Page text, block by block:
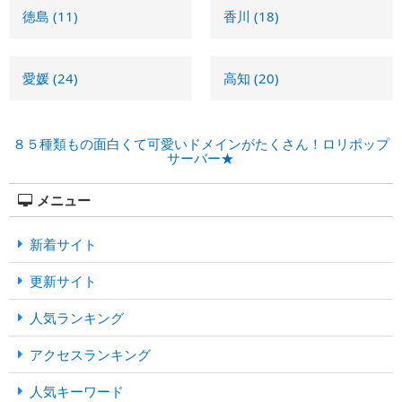
徳島 (11) 香川 (18)
愛媛 (24) 高知 (20)
８５種類もの面白くて可愛いドメインがたくさん！ロリポップ
サーバー★
メニュー
新着サイト
更新サイト
人気ランキング
アクセスランキング
人気キーワード